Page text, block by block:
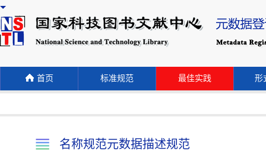
首页 标准规范 最佳实践 形
名称规范元数据描述规范